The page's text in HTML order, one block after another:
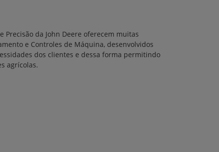
Precisão da John Deere oferecem muitas
e Controles de Máquina, desenvolvidos
dos clientes e dessa forma permitindo
agrícolas.